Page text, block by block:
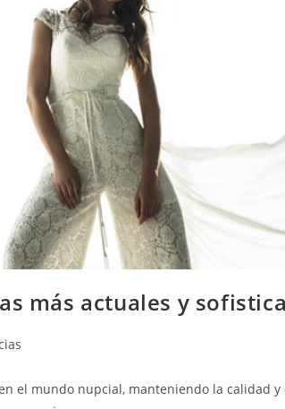
más actuales y
el mundo nupcial, manteniendo la calidad